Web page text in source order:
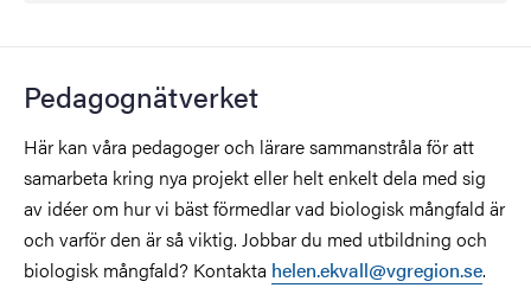
Pedagognätverket
Här kan våra pedagoger och lärare sammanstråla för att
samarbeta kring nya projekt eller helt enkelt dela med sig
av idéer om hur vi bäst förmedlar vad biologisk mångfald är
och varför den är så viktig. Jobbar du med utbildning och
biologisk mångfald? Kontakta helen.ekvall@vgregion.se.